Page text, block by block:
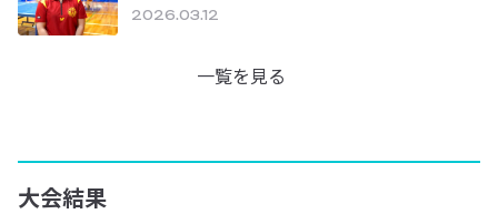
2026.03.12
一覧を見る
大会結果